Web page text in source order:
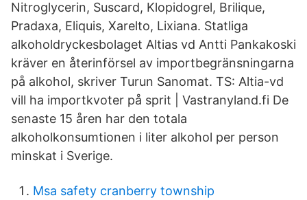
Nitroglycerin, Suscard, Klopidogrel, Brilique,
Pradaxa, Eliquis, Xarelto, Lixiana. Statliga
alkoholdryckesbolaget Altias vd Antti Pankakoski
kräver en återinförsel av importbegränsningarna
på alkohol, skriver Turun Sanomat. TS: Altia-vd
vill ha importkvoter på sprit | Vastranyland.fi De
senaste 15 åren har den totala
alkoholkonsumtionen i liter alkohol per person
minskat i Sverige.
Msa safety cranberry township